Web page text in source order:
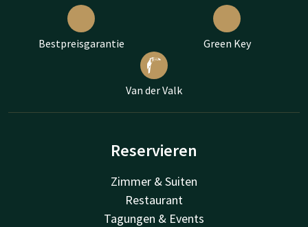
Bestpreisgarantie Green Key
Van der Valk
Reservieren
Zimmer & Suiten
Restaurant
Tagungen & Events